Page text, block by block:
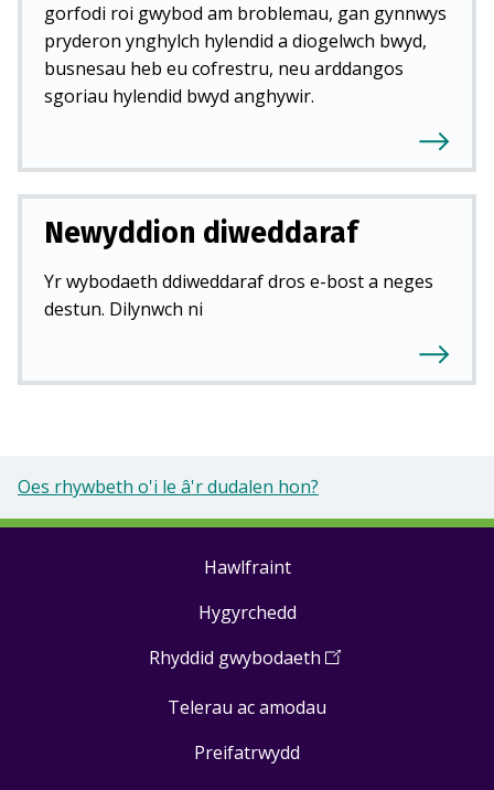
gorfodi roi gwybod am broblemau, gan gynnwys
pryderon ynghylch hylendid a diogelwch bwyd,
busnesau heb eu cofrestru, neu arddangos
sgoriau hylendid bwyd anghywir.
Newyddion diweddaraf
Yr wybodaeth ddiweddaraf dros e-bost a neges
destun. Dilynwch ni
Oes rhywbeth o'i le â'r dudalen hon?
Hawlfraint
Hygyrchedd
Rhyddid gwybodaeth (Open
a
Telerau ac amodau
Preifatrwydd